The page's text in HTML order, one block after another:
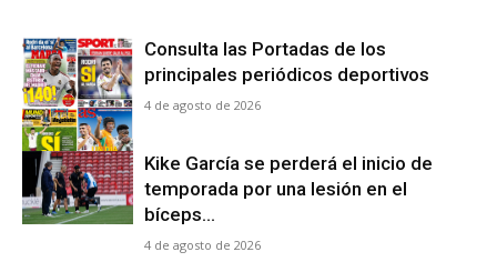
Consulta las Portadas de los
principales periódicos deportivos
4 de agosto de 2026
Kike García se perderá el inicio de
temporada por una lesión en el
bíceps...
4 de agosto de 2026